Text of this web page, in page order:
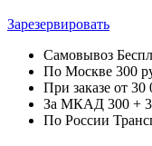
Зарезервировать
Самовывоз
По Москве 300
При заказе от 30
За МКАД 300 +
По России